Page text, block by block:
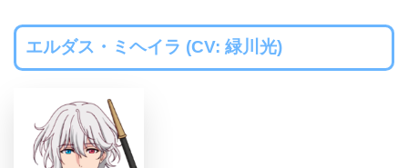
エルダス・ミヘイラ (CV: 緑川光)